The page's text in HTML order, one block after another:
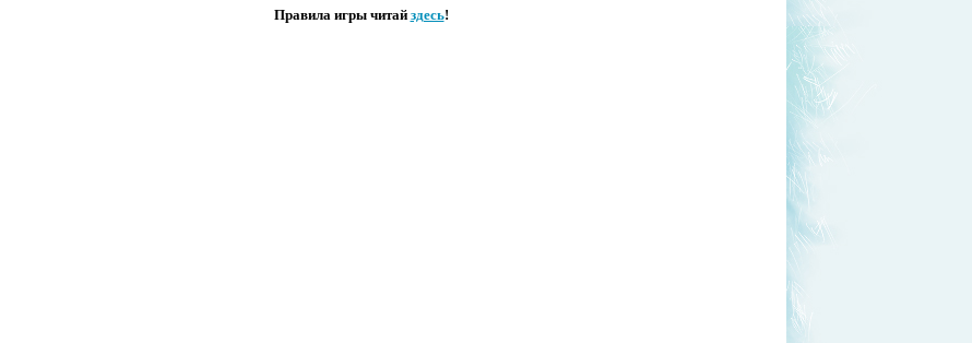
Правила игры читай здесь!